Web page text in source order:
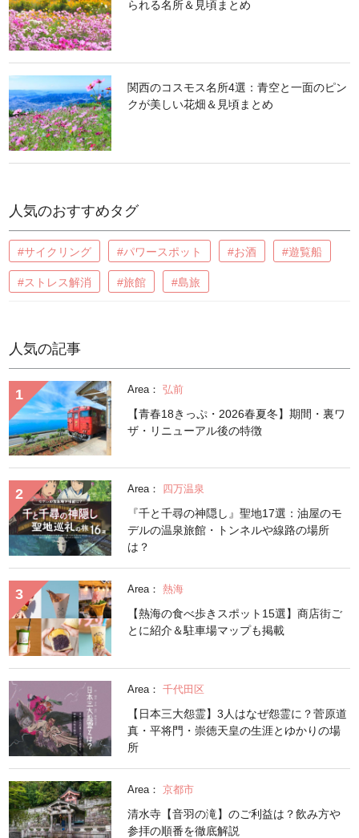
られる名所＆見頃まとめ
関西のコスモス名所4選：青空と一面のピン
クが美しい花畑＆見頃まとめ
人気のおすすめタグ
#サイクリング #パワースポット #お酒 #遊覧船
#ストレス解消 #旅館 #島旅
人気の記事
Area： 弘前
【青春18きっぷ・2026春夏冬】期間・裏ワ
ザ・リニューアル後の特徴
Area： 四万温泉
『千と千尋の神隠し』聖地17選：油屋のモ
デルの温泉旅館・トンネルや線路の場所
は？
Area： 熱海
【熱海の食べ歩きスポット15選】商店街ご
とに紹介＆駐車場マップも掲載
Area： 千代田区
【日本三大怨霊】3人はなぜ怨霊に？菅原道
真・平将門・崇徳天皇の生涯とゆかりの場
所
Area： 京都市
清水寺【音羽の滝】のご利益は？飲み方や
参拝の順番を徹底解説